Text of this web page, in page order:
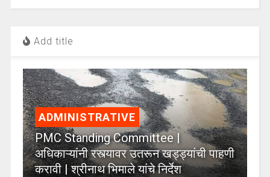
Add title
ADMINISTRATIVE
PMC Standing Committee |
अधिकाऱ्यांनी रस्त्यावर उतरून खड्ड्यांची पाहणी
करावी | श्रीनाथ भिमाले यांचे निर्देश